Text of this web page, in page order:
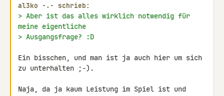
al3ko -.- schrieb:
> Aber ist das alles wirklich notwendig für
meine eigentliche
> Ausgangsfrage? :D
Ein bisschen, und man ist ja auch hier um sich
zu unterhalten ;-).
Naja, da ja kaum Leistung im Spiel ist und